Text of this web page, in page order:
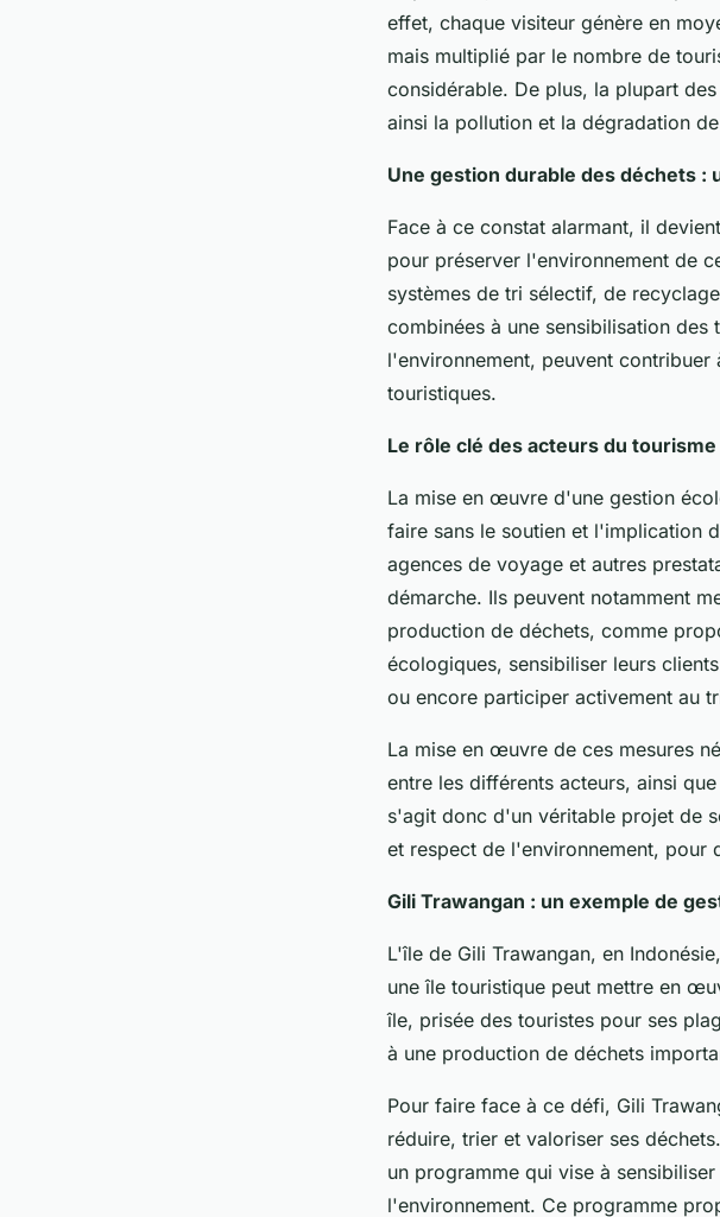
effet, chaque visiteur génère en
mais multiplié par le nombre de
considérable. De plus, la plupart
ainsi la pollution et la dégradation
Une gestion durable des déchets
Face à ce constat alarmant, il
pour préserver l'environnement de
systèmes de tri sélectif, de
combinées à une sensibilisation
l'environnement, peuvent
touristiques.
Le rôle clé des acteurs du
La mise en œuvre d'une gestion
faire sans le soutien et l'implication
agences de voyage et autres
démarche. Ils peuvent notamment
production de déchets, comme
écologiques, sensibiliser leurs
ou encore participer activement au
La mise en œuvre de ces mesures
entre les différents acteurs, ainsi
s'agit donc d'un véritable projet de
et respect de l'environnement, pour
Gili Trawangan : un exemple de
L'île de Gili Trawangan, en
une île touristique peut mettre en
île, prisée des touristes pour ses
à une production de déchets
Pour faire face à ce défi, Gili
réduire, trier et valoriser ses
un programme qui vise à
l'environnement. Ce programme